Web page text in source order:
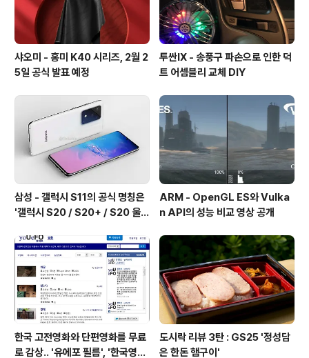
샤오미 - 홍미 K40 시리즈, 2월 2
5일 공식 발표 예정
투싼IX - 송풍구 파손으로 인한 덕
트 어셈블리 교체 DIY
삼성 - 갤럭시 S11의 공식 명칭은
'갤럭시 S20 / S20+ / S20 울트
ARM - OpenGL ES와 Vulka
n API의 성능 비교 영상 공개
한국 고전영화와 단편영화를 무료
로 감상.. '유에포 필름', '한국영상
도시락 리뷰 3탄 : GS25 '정성담
은 한돈 햄구이'